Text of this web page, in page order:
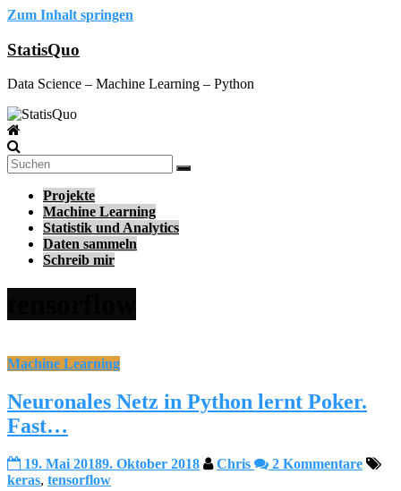
Zum Inhalt springen
StatisQuo
Data Science – Machine Learning – Python
Projekte
Machine Learning
Statistik und Analytics
Daten sammeln
Schreib mir
Machine Learning
Neuronales Netz in Python lernt Poker.
Fast…
19. Mai 20189. Oktober 2018 Chris
2 Kommentare
keras, tensorflow